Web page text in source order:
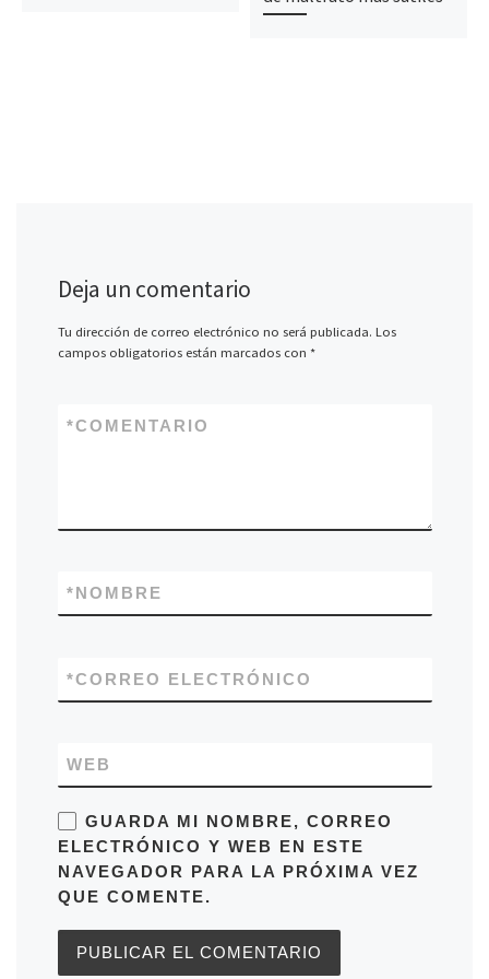
Deja un comentario
Tu dirección de correo electrónico no será publicada. Los
campos obligatorios están marcados con *
COMENTARIO
*
NOMBRE
*
CORREO ELECTRÓNICO
*
WEB
GUARDA MI NOMBRE, CORREO
ELECTRÓNICO Y WEB EN ESTE
NAVEGADOR PARA LA PRÓXIMA VEZ
QUE COMENTE.